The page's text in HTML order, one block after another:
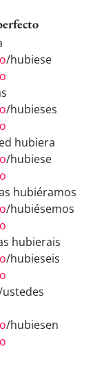
/hubiese
/hubieses
hubiera
/hubiese
hubiéramos
/hubiésemos
hubierais
/hubieseis
/hubiesen